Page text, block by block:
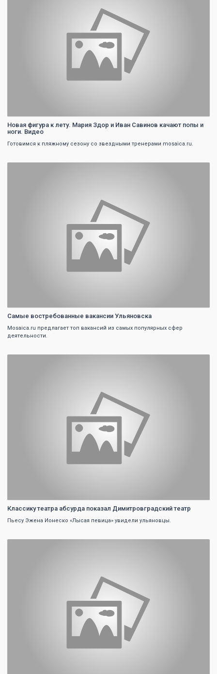
Новая фигура к лету. Мария Здор и Иван Савинов качают попы и
ноги. Видео
Готовимся к пляжному сезону со звездными тренерами mosaica.ru.
Самые востребованные вакансии Ульяновска
Mosaica.ru предлагает топ вакансий из самых популярных сфер
деятельности.
Классику театра абсурда показал Димитровградский театр
Пьесу Эжена Ионеско «Лысая певица» увидели ульяновцы.